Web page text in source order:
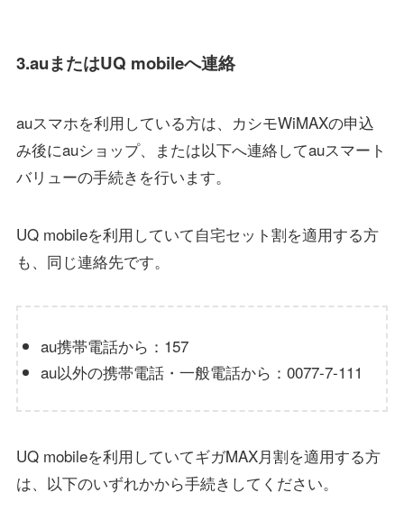
3.auまたはUQ mobileへ連絡
auスマホを利用している方は、カシモWiMAXの申込
み後にauショップ、または以下へ連絡してauスマート
バリューの手続きを行います。
UQ mobileを利用していて自宅セット割を適用する方
も、同じ連絡先です。
au携帯電話から：157
au以外の携帯電話・一般電話から：0077-7-111
UQ mobileを利用していてギガMAX月割を適用する方
は、以下のいずれかから手続きしてください。